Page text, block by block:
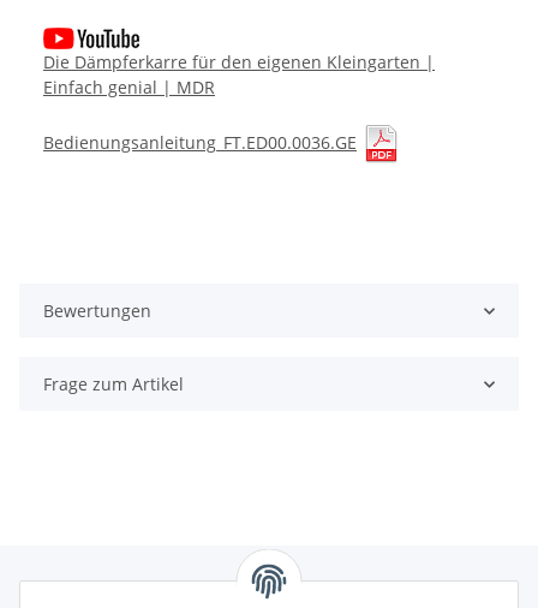
Die Dämpferkarre für den eigenen Kleingarten |
Einfach genial | MDR
Bedienungsanleitung_FT.ED00.0036.GE
Bewertungen
Frage zum Artikel